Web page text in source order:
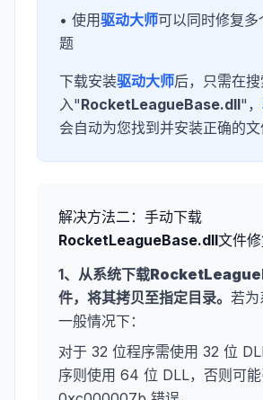
• 使用驱动大师可以同时修复
题
下载安装驱动大师后，只需在
入"RocketLeagueBase.dll"，
会自动为您找到并安装正确的文
解决方法二：手动下载
RocketLeagueBase.dll文件修
1、从系统下载
件，将其拷贝至指定目录。 若为
一般情况下：
对于 32 位程序需使用 32 位
序则使用 64 位 DLL，否则可